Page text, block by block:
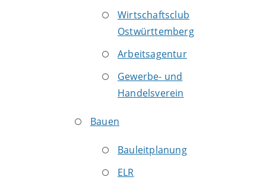
Wirtschaftsclub
Ostwürttemberg
Arbeitsagentur
Gewerbe- und
Handelsverein
Bauen
Bauleitplanung
ELR